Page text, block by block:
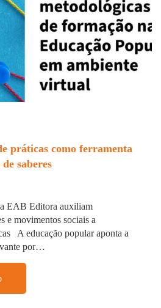
práticas como ferramenta
saberes
EAB Editora auxiliam
e movimentos sociais a
A educação popular aponta a
por…